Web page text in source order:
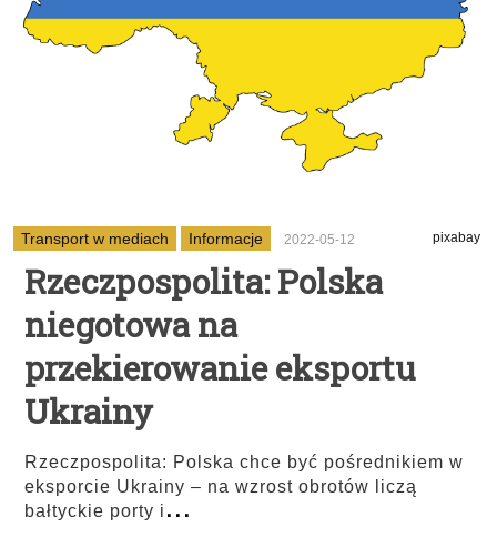
Transport w mediach Informacje 2022-05-12 pixabay
Rzeczpospolita: Polska
niegotowa na
przekierowanie eksportu
Ukrainy
Rzeczpospolita: Polska chce być pośrednikiem w
eksporcie Ukrainy – na wzrost obrotów liczą
bałtyckie porty i...